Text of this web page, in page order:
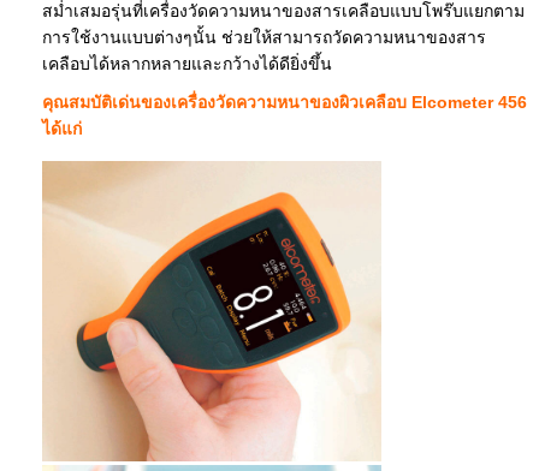
สม่ำเสมอรุ่นที่เครื่องวัดความหนาของสารเคลือบแบบโพร๊บแยกตาม
การใช้งานแบบต่างๆนั้น ช่วยให้สามารถวัดความหนาของสาร
เคลือบได้หลากหลายและกว้างได้ดียิ่งขึ้น
คุณสมบัติเด่นของเครื่องวัดความหนาของผิวเคลือบ Elcometer 456
ได้แก่